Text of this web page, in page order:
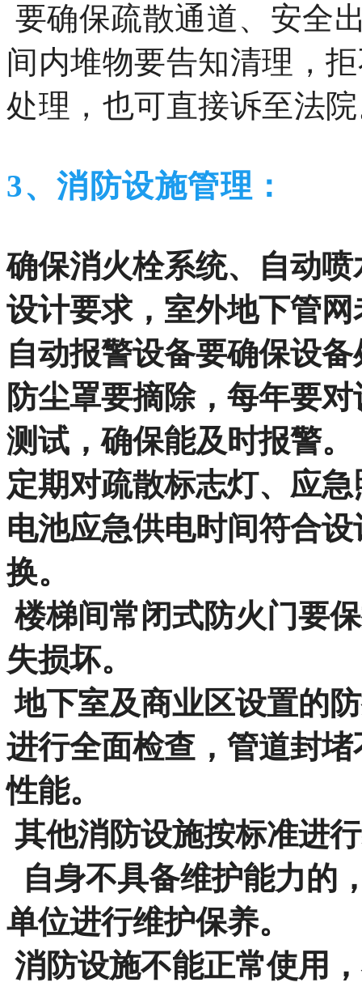
要确保疏散通道、安全
间内堆物要告知清理，
处理，也可直接诉至法
3、消防设施管理：
确保消火栓系统、自动
设计要求，室外地下管
自动报警设备要确保设
防尘罩要摘除，每年要
测试，确保能及时报警。
定期对疏散标志灯、应
电池应急供电时间符合
换。
楼梯间常闭式防火门要
失损坏。
地下室及商业区设置的
进行全面检查，管道封
性能。
其他消防设施按标准进
自身不具备维护能力的
单位进行维护保养。
消防设施不能正常使用